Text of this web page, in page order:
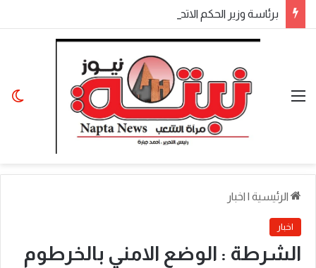
القائمة
الرئيسية | اخبار
اخبار
الشرطة : الوضع الامني بالخرطوم